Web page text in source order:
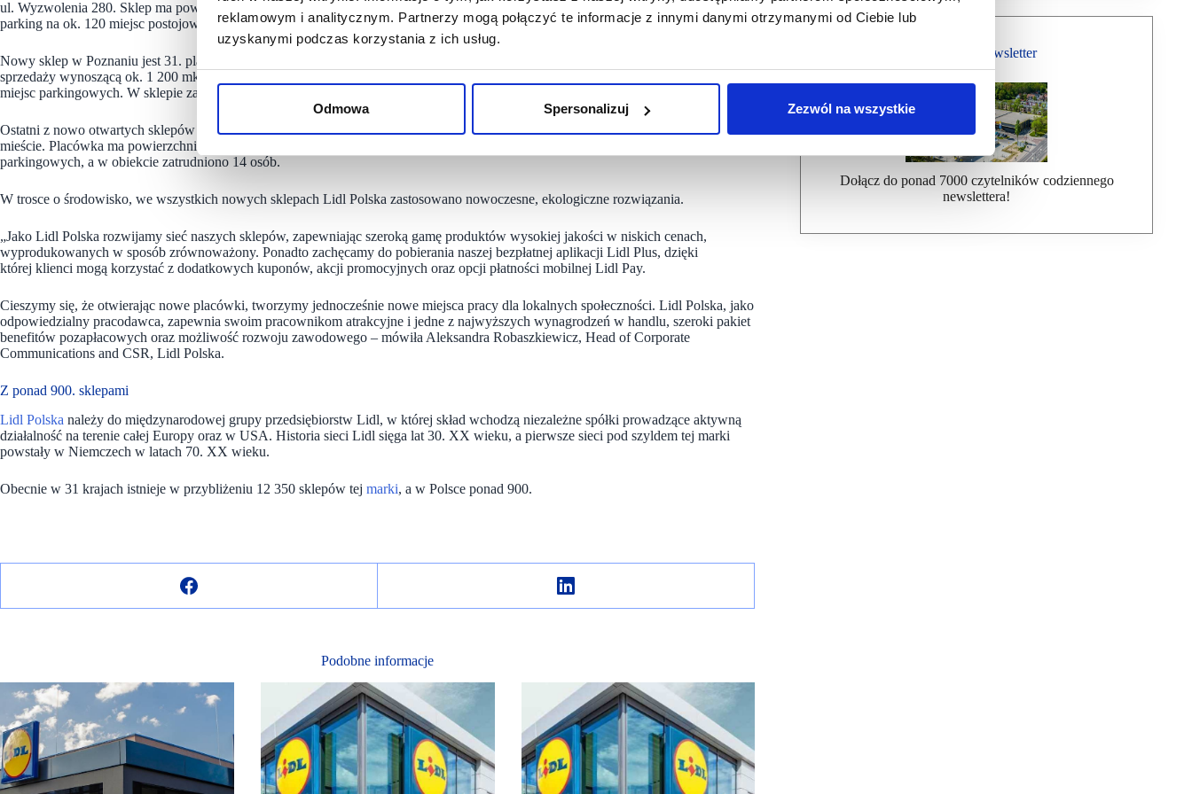
reklamowym i analitycznym. Partnerzy mogą połączyć te informacje z innymi danymi otrzymanymi od Ciebie lub
uzyskanymi podczas korzystania z ich usług.
Odmowa Spersonalizuj Zezwól na wszystkie
ul. Wyzwolenia 280. Sklep ma powierzchnię sali sprzedaży wynoszącą ok. 1 350 mkw. Na zmotoryzowanych klientów czeka duży
parking na ok. 120 miejsc postojowych. W sklepie zatrudniono 21 osób.
Nowy sklep w Poznaniu jest 31. placówką sieci w mieście.
sprzedaży wynoszącą ok. 1 200 mkw. Zmotoryzowani klienci parku handlowego Ławica Shopping Park mają do dyspozycji ok. 250
miejsc parkingowych. W sklepie zatrudniono 25 osób.
Ostatni z nowo otwartych sklepów mieści się w Dobrym Mieście przy ul. Fabrycznej 11F. jest to pierwsza lokalizacja sieci w tym
mieście. Placówka ma powierzchnię sali sprzedaży wynoszącą ok. 1 500 mkw. Klienci mają do dyspozycji blisko 100 miejsc
parkingowych, a w obiekcie zatrudniono 14 osób.
W trosce o środowisko, we wszystkich nowych sklepach Lidl Polska zastosowano nowoczesne, ekologiczne rozwiązania.
„Jako Lidl Polska rozwijamy sieć naszych sklepów, zapewniając szeroką gamę produktów wysokiej jakości w niskich cenach,
wyprodukowanych w sposób zrównoważony. Ponadto zachęcamy do pobierania naszej bezpłatnej aplikacji Lidl Plus, dzięki
której klienci mogą korzystać z dodatkowych kuponów, akcji promocyjnych oraz opcji płatności mobilnej Lidl Pay.
Cieszymy się, że otwierając nowe placówki, tworzymy jednocześnie nowe miejsca pracy dla lokalnych społeczności. Lidl Polska, jako
odpowiedzialny pracodawca, zapewnia swoim pracownikom atrakcyjne i jedne z najwyższych wynagrodzeń w handlu, szeroki pakiet
benefitów pozapłacowych oraz możliwość rozwoju zawodowego – mówiła Aleksandra Robaszkiewicz, Head of Corporate
Communications and CSR, Lidl Polska.
Z ponad 900. sklepami
Lidl Polska należy do międzynarodowej grupy przedsiębiorstw Lidl, w której skład wchodzą niezależne spółki prowadzące aktywną
działalność na terenie całej Europy oraz w USA. Historia sieci Lidl sięga lat 30. XX wieku, a pierwsze sieci pod szyldem tej marki
powstały w Niemczech w latach 70. XX wieku.
Obecnie w 31 krajach istnieje w przybliżeniu 12 350 sklepów tej marki, a w Polsce ponad 900.
Podobne informacje
Bezpłatny Newsletter
Dołącz do ponad 7000 czytelników codziennego
newslettera!